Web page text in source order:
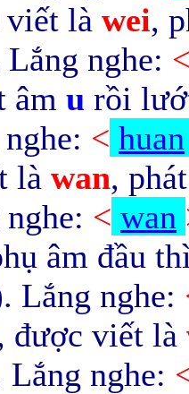
là wei,
nghe:
âm u rồi
< huan
là wan,
< wan
âm đầu
Lắng nghe:
được viết là
nghe: